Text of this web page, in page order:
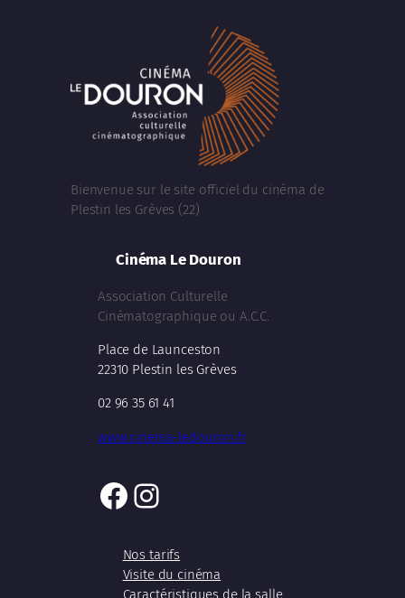
Bienvenue sur le site officiel du cinéma de
Plestin les Grèves (22)
Cinéma Le Douron
Association Culturelle
Cinématographique ou A.C.C.
Place de Launceston
22310 Plestin les Grèves
02 96 35 61 41
www.cinema-ledouron.fr
Facebook
Instagram
Nos tarifs
Visite du cinéma
Caractéristiques de la salle